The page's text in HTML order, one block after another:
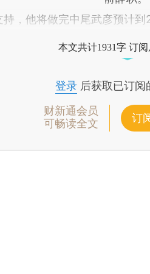
，他将做完中尾武彦预计到
本文共计1931字 订
登录后获取已订阅
财新通会员
可畅读全文
订